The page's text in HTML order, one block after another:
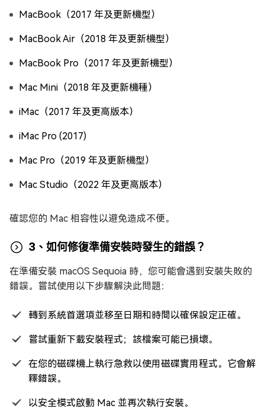
MacBook（2017 年及更新機型）
MacBook Air（2018 年及更新機型）
MacBook Pro（2017 年及更新機型）
Mac Mini（2018 年及更新機種）
iMac（2017 年及更高版本）
iMac Pro (2017)
Mac Pro（2019 年及更新機型）
Mac Studio（2022 年及更高版本）
確認您的 Mac 相容性以避免造成不便。
3、如何修復準備安裝時發生的錯誤？
在準備安裝 macOS Sequoia 時，您可能會遇到安裝失敗的
錯誤。嘗試使用以下步驟解決此問題：
轉到系統首選項並移至日期和時間以確保設定正確。
嘗試重新下載安裝程式；該檔案可能已損壞。
在您的磁碟機上執行急救以使用磁碟實用程式。它會解
釋錯誤。
以安全模式啟動 Mac 並再次執行安裝。